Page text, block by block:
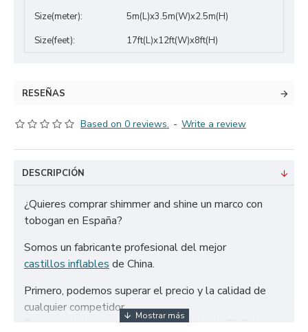
Size(meter):
5m(L)x3.5m(W)x2.5m(H)
Size(feet):
17ft(L)x12ft(W)x8ft(H)
RESEÑAS
Based on 0 reviews. - Write a review
DESCRIPCIÓN
¿Quieres comprar shimmer and shine un marco con
tobogan en España?
Somos un fabricante profesional del mejor
castillos inflables de China.
Primero, podemos superar el precio y la calidad de
cualquier competidor.
En segundo lugar, solo utilizamos tela de PVC de